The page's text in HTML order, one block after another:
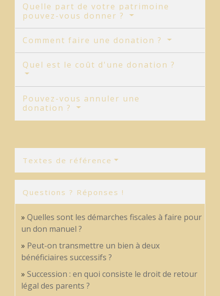
Quelle part de votre patrimoine
pouvez-vous donner ?
Comment faire une donation ?
Quel est le coût d'une donation ?
Pouvez-vous annuler une
donation ?
Textes de référence
Questions ? Réponses !
Quelles sont les démarches fiscales à faire pour
un don manuel ?
Peut-on transmettre un bien à deux
bénéficiaires successifs ?
Succession : en quoi consiste le droit de retour
légal des parents ?